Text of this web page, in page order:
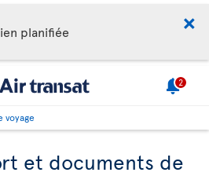
planifiée
2
voyage
et documents de